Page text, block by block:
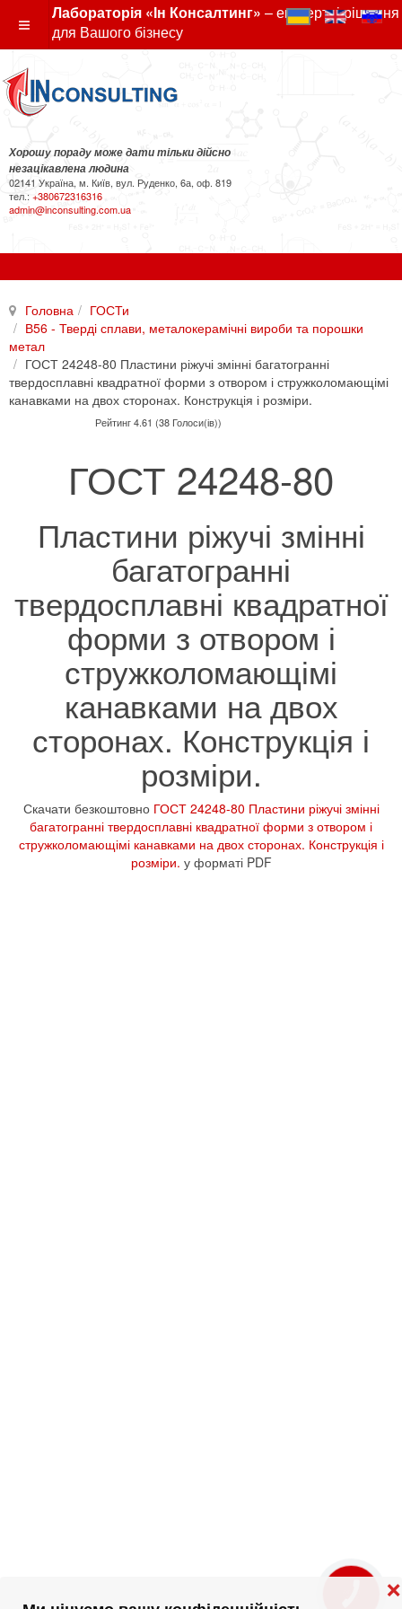
❌
Лабораторія «Ін Консалтинг» – експертні рішення
для Вашого бізнесу
Хорошу пораду може дати тільки дійсно
незацікавлена людина
02141 Україна, м. Київ, вул. Руденко, 6а, оф. 819
тел.: +380672316316
admin@inconsulting.com.ua
Головна
ГОСТи
В56 - Тверді сплави, металокерамічні вироби та порошки
метал
ГОСТ 24248-80 Пластини ріжучі змінні багатогранні
твердосплавні квадратної форми з отвором і стружколомающімі
канавками на двох сторонах. Конструкція і розміри.
Рейтинг 4.61 (38 Голоси(ів))
ГОСТ 24248-80
Пластини ріжучі змінні
багатогранні
твердосплавні квадратної
форми з отвором і
стружколомающімі
канавками на двох
сторонах. Конструкція і
розміри.
Скачати безкоштовно ГОСТ 24248-80 Пластини ріжучі змінні
багатогранні твердосплавні квадратної форми з отвором і
стружколомающімі канавками на двох сторонах. Конструкція і
розміри. у форматі PDF